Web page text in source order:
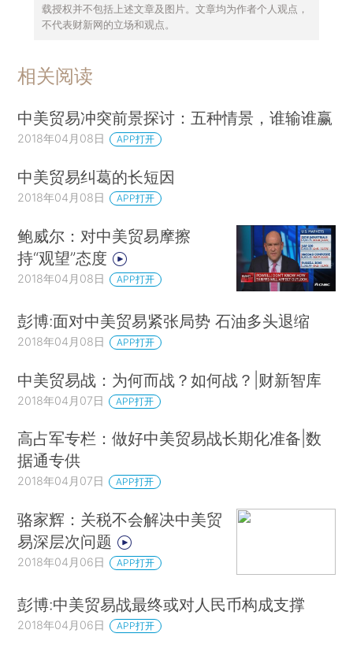
载授权并不包括上述文章及图片。文章均为作者个人观点，
不代表财新网的立场和观点。
相关阅读
中美贸易冲突前景探讨：五种情景，谁输谁赢
2018年04月08日 APP打开
中美贸易纠葛的长短因
2018年04月08日 APP打开
鲍威尔：对中美贸易摩擦
持“观望”态度
2018年04月08日 APP打开
彭博:面对中美贸易紧张局势 石油多头退缩
2018年04月08日 APP打开
中美贸易战：为何而战？如何战？|财新智库
2018年04月07日 APP打开
高占军专栏：做好中美贸易战长期化准备|数
据通专供
2018年04月07日 APP打开
骆家辉：关税不会解决中美贸
易深层次问题
2018年04月06日 APP打开
彭博:中美贸易战最终或对人民币构成支撑
2018年04月06日 APP打开